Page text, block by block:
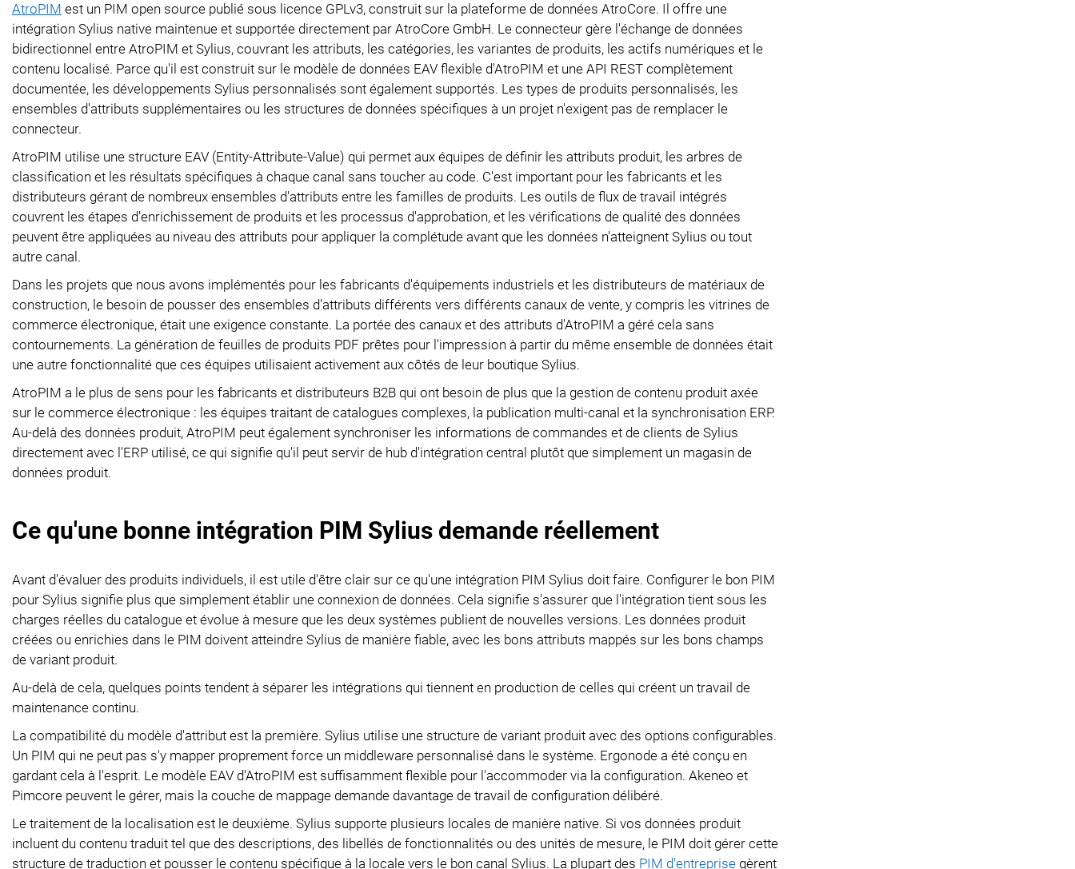
AtroPIM est un PIM open source publié sous licence GPLv3, construit sur la plateforme de données AtroCore. Il offre une
intégration Sylius native maintenue et supportée directement par AtroCore GmbH. Le connecteur gère l'échange de données
bidirectionnel entre AtroPIM et Sylius, couvrant les attributs, les catégories, les variantes de produits, les actifs numériques et le
contenu localisé. Parce qu'il est construit sur le modèle de données EAV flexible d'AtroPIM et une API REST complètement
documentée, les développements Sylius personnalisés sont également supportés. Les types de produits personnalisés, les
ensembles d'attributs supplémentaires ou les structures de données spécifiques à un projet n'exigent pas de remplacer le
connecteur.
AtroPIM utilise une structure EAV (Entity-Attribute-Value) qui permet aux équipes de définir les attributs produit, les arbres de
classification et les résultats spécifiques à chaque canal sans toucher au code. C'est important pour les fabricants et les
distributeurs gérant de nombreux ensembles d'attributs entre les familles de produits. Les outils de flux de travail intégrés
couvrent les étapes d'enrichissement de produits et les processus d'approbation, et les vérifications de qualité des données
peuvent être appliquées au niveau des attributs pour appliquer la complétude avant que les données n'atteignent Sylius ou tout
autre canal.
Dans les projets que nous avons implémentés pour les fabricants d'équipements industriels et les distributeurs de matériaux de
construction, le besoin de pousser des ensembles d'attributs différents vers différents canaux de vente, y compris les vitrines de
commerce électronique, était une exigence constante. La portée des canaux et des attributs d'AtroPIM a géré cela sans
contournements. La génération de feuilles de produits PDF prêtes pour l'impression à partir du même ensemble de données était
une autre fonctionnalité que ces équipes utilisaient activement aux côtés de leur boutique Sylius.
AtroPIM a le plus de sens pour les fabricants et distributeurs B2B qui ont besoin de plus que la gestion de contenu produit axée
sur le commerce électronique : les équipes traitant de catalogues complexes, la publication multi-canal et la synchronisation ERP.
Au-delà des données produit, AtroPIM peut également synchroniser les informations de commandes et de clients de Sylius
directement avec l'ERP utilisé, ce qui signifie qu'il peut servir de hub d'intégration central plutôt que simplement un magasin de
données produit.
Ce qu'une bonne intégration PIM Sylius demande réellement
Avant d'évaluer des produits individuels, il est utile d'être clair sur ce qu'une intégration PIM Sylius doit faire. Configurer le bon PIM
pour Sylius signifie plus que simplement établir une connexion de données. Cela signifie s'assurer que l'intégration tient sous les
charges réelles du catalogue et évolue à mesure que les deux systèmes publient de nouvelles versions. Les données produit
créées ou enrichies dans le PIM doivent atteindre Sylius de manière fiable, avec les bons attributs mappés sur les bons champs
de variant produit.
Au-delà de cela, quelques points tendent à séparer les intégrations qui tiennent en production de celles qui créent un travail de
maintenance continu.
La compatibilité du modèle d'attribut est la première. Sylius utilise une structure de variant produit avec des options configurables.
Un PIM qui ne peut pas s'y mapper proprement force un middleware personnalisé dans le système. Ergonode a été conçu en
gardant cela à l'esprit. Le modèle EAV d'AtroPIM est suffisamment flexible pour l'accommoder via la configuration. Akeneo et
Pimcore peuvent le gérer, mais la couche de mappage demande davantage de travail de configuration délibéré.
Le traitement de la localisation est le deuxième. Sylius supporte plusieurs locales de manière native. Si vos données produit
incluent du contenu traduit tel que des descriptions, des libellés de fonctionnalités ou des unités de mesure, le PIM doit gérer cette
structure de traduction et pousser le contenu spécifique à la locale vers le bon canal Sylius. La plupart des PIM d'entreprise gèrent